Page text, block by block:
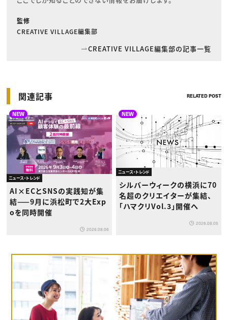
監修
CREATIVE VILLAGE編集部
CREATIVE VILLAGE編集部の記事一覧
関連記事 RELATED POST
NEW
ニュース・トレンド
AI×ECとSNSの実践知が集
結——9月に浜松町で2大Exp
oを同時開催
2026.08.06
NEW
ニュース・トレンド
シルバーウィークの横浜に70
名超のクリエイターが集結、
「ハマクリVol.3」開催へ
2026.08.05